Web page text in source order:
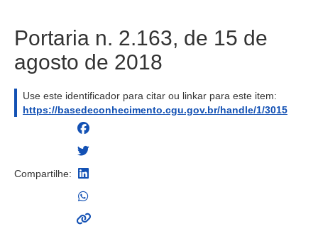
Portaria n. 2.163, de 15 de
agosto de 2018
Use este identificador para citar ou linkar para este item:
https://basedeconhecimento.cgu.gov.br/handle/1/3015
Compartilhe: